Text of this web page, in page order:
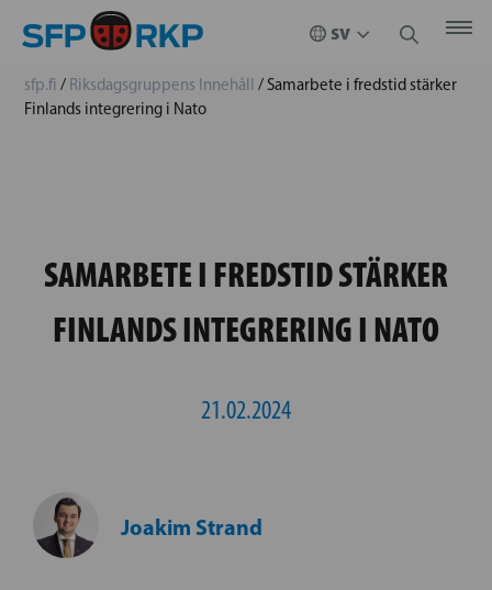
sfp.fi / Riksdagsgruppens Innehåll / Samarbete i fredstid stärker
Finlands integrering i Nato
SAMARBETE I FREDSTID STÄRKER
FINLANDS INTEGRERING I NATO
21.02.2024
Joakim Strand